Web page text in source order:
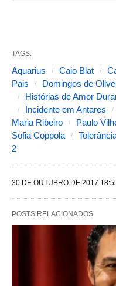
i
n
t
s
a
l
a
TAGS:
Aquarius Caio Blat
Pais
Domingos de
Histórias de Amor
Incidente em Antares
Maria Ribeiro
Paulo
Sofia Coppola
2
30 DE OUTUBRO DE 2017
POSTS RELACIONADOS